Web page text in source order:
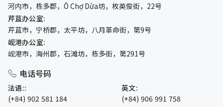
河内市，栋多郡，Ô Chợ Dừa坊，枚英俊街，22号
芹苴办公室:
芹苴市，宁桥郡，太平坊，八月革命街，第9号
岘港办公室:
岘港市，海州郡，石滩坊，栋多街，第291号
电话号码
法语::
(+84) 902 581 184
英文:
(+84) 906 991 758